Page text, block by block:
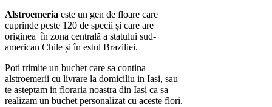
Alstroemeria este un gen de floare care
cuprinde peste 120 de specii și care are
originea în zona centrală a statului sud-
american Chile și în estul Braziliei.
Poti trimite un buchet care sa contina
alstroemerii cu livrare la domiciliu in Iasi, sau
te asteptam in floraria noastra din Iasi ca sa
realizam un buchet personalizat cu aceste flori.